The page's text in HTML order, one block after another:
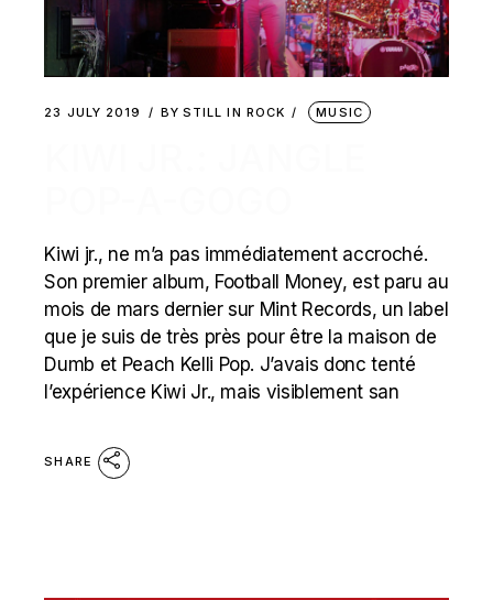
23 JULY 2019 BY STILL IN ROCK MUSIC
Kiwi jr., ne m’a pas immédiatement accroché.
Son premier album, Football Money, est paru au
mois de mars dernier sur Mint Records, un label
que je suis de très près pour être la maison de
Dumb et Peach Kelli Pop. J’avais donc tenté
l’expérience Kiwi Jr., mais visiblement san
SHARE